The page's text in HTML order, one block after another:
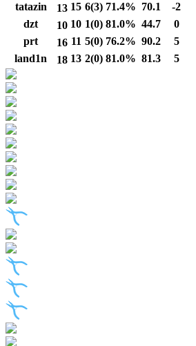
tatazin
13 15 6(3) 71.4% 70.1 -2
dzt
10 10 1(0) 81.0% 44.7 0
prt
16 11 5(0) 76.2% 90.2 5
land1n
18 13 2(0) 81.0% 81.3 5